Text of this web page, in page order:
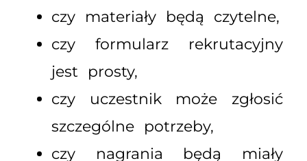
czy materiały będą czytelne,
czy formularz rekrutacyjny
jest prosty,
czy uczestnik może zgłosić
szczególne potrzeby,
czy nagrania będą miały